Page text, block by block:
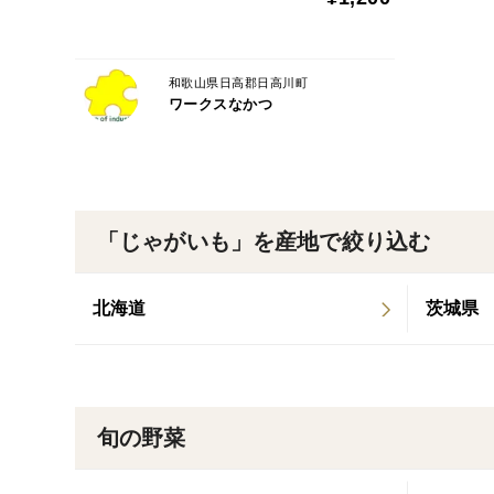
「じゃがいも」を産地で絞り込む
北海道 茨城県
旬の野菜
和歌山県日高郡日高川町
ワークスなかつ